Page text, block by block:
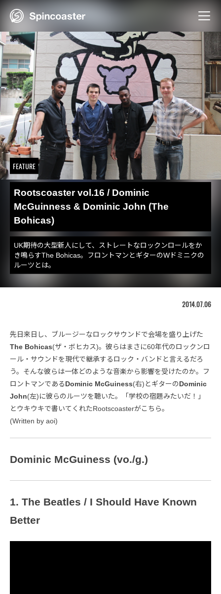
Skip
FEATURE
Rootscoaster vol.16 / Dominic
McGuinness & Dominic John (The
Bohicas)
UK期待の大型新人にして、ストレートなロックンロールをか
き鳴らすThe Bohicas。フロントマンとギターのWドミニクの
ルーツとは。
2014.07.06
先日来日し、ブルージーなロックサウンドで会場を盛り上げた
The Bohicas(ザ・ボヒカス)。彼らはまさに60年代のロックンロ
ール・サウンドを現代で継承するロック・バンドと言えるだろ
う。そんな彼らは一体どのような音楽から影響を受けたのか。フ
ロントマンであるDominic McGuiness(右)とギターのDominic
John(左)に彼らのルーツを聴いた。「学校の宿題みたいだ！」
とウキウキで書いてくれたRootscoasterがこちら。
(Written by aoi)
Dominic McGuiness (vo./g.)
1. The Beatles / I Should Have Known
Better